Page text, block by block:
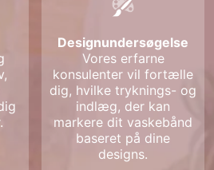
Designundersøgelse
Vores erfarne
konsulenter vil fortælle
dig, hvilke tryknings- og
indlæg, der kan
markere dit vaskebånd
baseret på dine
designs.